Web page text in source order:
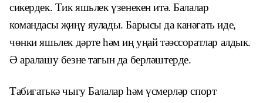
сикердек. Тик яшьлек үзенекен итә.Балалар
командасы җиңү яулады.Барысы да канәгать иде,
чөнки яшьлек дәрте һәм иң уңай тәэссоратлар алдык.
Ә аралашу безне тагын да берләштерде.
Табигатькә чыгу Балалар һәмүсмерләр спорт